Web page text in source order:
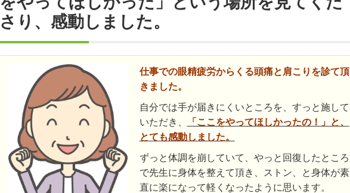
さり、感動しました。
仕事での眼精疲労からくる頭痛と肩こりを診て頂
きました。
自分では手が届きにくいところを、すっと施して
いただき、
「ここをやってほしかったの！」と、
とても感動しました。
ずっと体調を崩していて、やっと回復したところ
で先生に身体を整えて頂き、ストン、と身体が素
直に楽になって軽くなったように思います。